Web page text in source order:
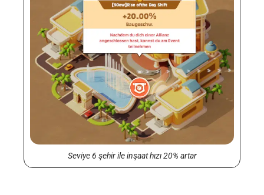
Seviye 6 şehir ile inşaat hızı 20% artar